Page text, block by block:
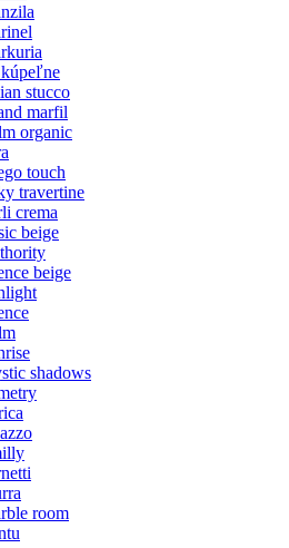
stucco
marfil
organic
touch
travertine
crema
beige
beige
shadows
room